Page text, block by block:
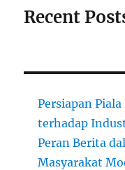
Recent
Persiapan
terhadap
Peran Berita
Masyarakat